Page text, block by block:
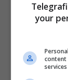
your
content